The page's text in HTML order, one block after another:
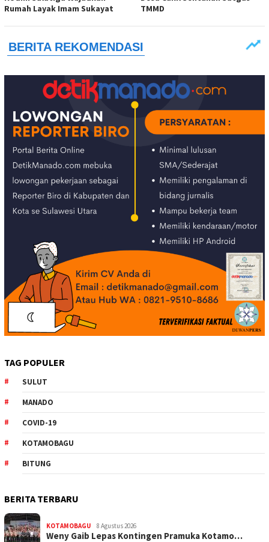
Rumah Layak Imam Sukayat
TMMD
TAG POPULER
SULUT
MANADO
COVID-19
KOTAMOBAGU
BITUNG
BERITA TERBARU
KOTAMOBAGU 8 Agustus 2026
Weny Gaib Lepas Kontingen Pramuka Kotamo…